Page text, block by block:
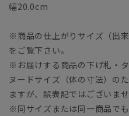
幅20.0cm
※商品の仕上がりサイズ（出
をご覧下さい。
※お届けする商品の下げ札・
ヌードサイズ（体の寸法）の
ますが、誤表記ではございませ
※同サイズまたは同一商品で